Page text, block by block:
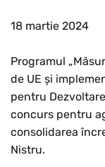
18 martie 2024
Programul
de UE și
pentru
concurs pentru
consolidarea
Nistru.